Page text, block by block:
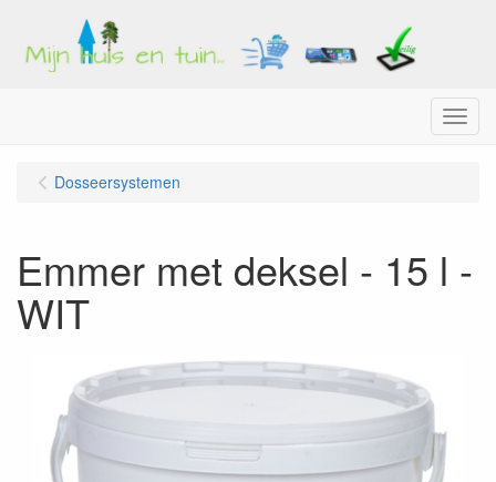
Menu
Dosseersystemen
Emmer met deksel - 15 l -
WIT